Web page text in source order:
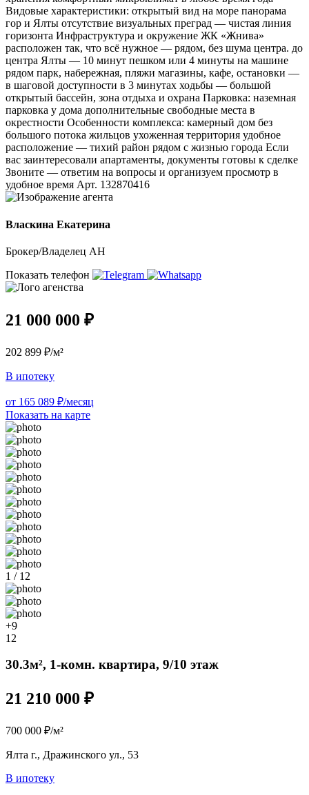
Видовые характеристики: открытый вид на море панорама
гор и Ялты отсутствие визуальных преград — чистая линия
горизонта Инфраструктура и окружение ЖК «Жнива»
расположен так, что всё нужное — рядом, без шума центра. до
центра Ялты — 10 минут пешком или 4 минуты на машине
рядом парк, набережная, пляжи магазины, кафе, остановки —
в шаговой доступности в 3 минутах ходьбы — большой
открытый бассейн, зона отдыха и охрана Парковка: наземная
парковка у дома дополнительные свободные места в
окрестности Особенности комплекса: камерный дом без
большого потока жильцов ухоженная территория удобное
расположение — тихий район рядом с жизнью города Если
вас заинтересовали апартаменты, документы готовы к сделке
Звоните — ответим на вопросы и организуем просмотр в
удобное время Арт. 132870416
Власкина Екатерина
Брокер/Владелец АН
Показать телефон
21 000 000 ₽
202 899 ₽/м²
В ипотеку
от 165 089 ₽/месяц
Показать на карте
1 / 12
+9
12
30.3м², 1-комн. квартира, 9/10 этаж
21 210 000 ₽
700 000 ₽/м²
Ялта г., Дражинского ул., 53
В ипотеку